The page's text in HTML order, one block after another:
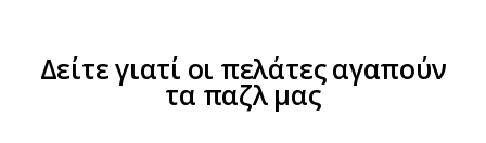
Δείτε γιατί οι πελάτες αγαπούν
τα παζλ μας